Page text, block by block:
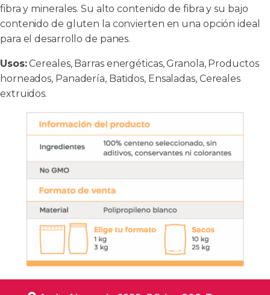
fibra y minerales. Su alto contenido de fibra y su bajo
contenido de gluten la convierten en una opción ideal
para el desarrollo de panes.
Usos:Cereales, Barras energéticas, Granola, Productos
horneados, Panadería, Batidos, Ensaladas, Cereales
extruidos.